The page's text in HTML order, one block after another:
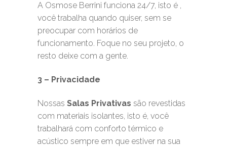
A Osmose Berrini funciona 24/7, isto é ,
você trabalha quando quiser, sem se
preocupar com horários de
funcionamento. Foque no seu projeto, o
resto deixe com a gente.
3 – Privacidade
Nossas Salas Privativas são revestidas
com materiais isolantes, isto é, você
trabalhará com conforto térmico e
acústico sempre em que estiver na sua